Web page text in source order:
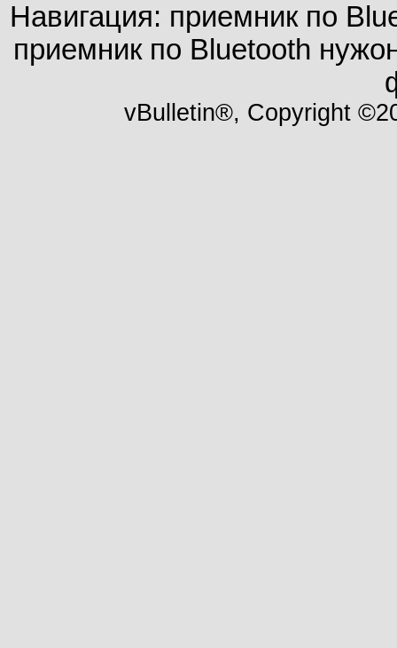
Навигация: приемник по
приемник по Bluetooth
vBulletin®, Copyright